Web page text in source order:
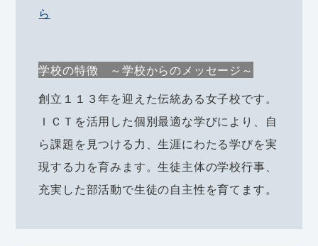
ら
学校の特徴 ～学校からのメッセージ～
創立１１３年を迎えた伝統ある女子校です。
ＩＣＴを活用した個別最適な学びにより、自
ら課題を見つける力、生涯にわたる学びを実
現する力を育みます。生徒主体の学校行事、
充実した部活動で生徒の自主性を育てます。